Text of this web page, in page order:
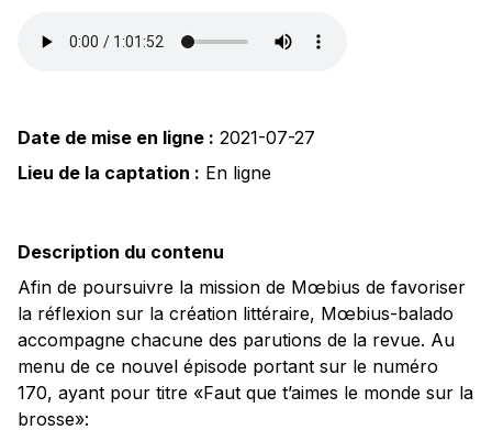
Date de mise en ligne : 2021-07-27
Lieu de la captation : En ligne
Description du contenu
Afin de poursuivre la mission de Mœbius de favoriser
la réflexion sur la création littéraire, Mœbius-balado
accompagne chacune des parutions de la revue. Au
menu de ce nouvel épisode portant sur le numéro
170, ayant pour titre «Faut que t’aimes le monde sur la
brosse»: